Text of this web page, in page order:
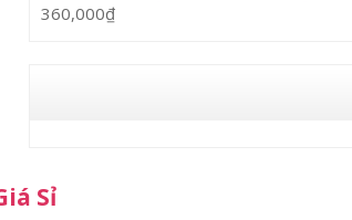
360,000₫
Sỉ